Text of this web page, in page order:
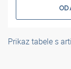
Prikaz tabele s